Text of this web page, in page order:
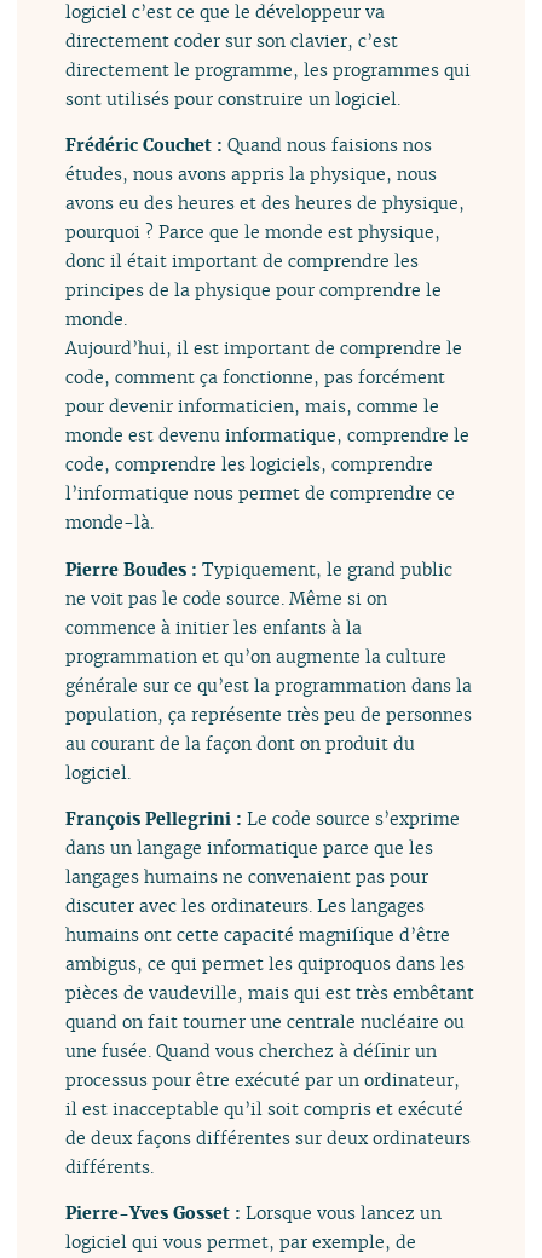
logiciel c’est ce que le développeur va
directement coder sur son clavier, c’est
directement le programme, les programmes qui
sont utilisés pour construire un logiciel.
Frédéric Couchet :Quand nous faisions nos
études, nous avons appris la physique, nous
avons eu des heures et des heures de physique,
pourquoi ? Parce que le monde est physique,
donc il était important de comprendre les
principes de la physique pour comprendre le
monde.
Aujourd’hui, il est important de comprendre le
code, comment ça fonctionne, pas forcément
pour devenir informaticien, mais, comme le
monde est devenu informatique, comprendre le
code, comprendre les logiciels, comprendre
l’informatique nous permet de comprendre ce
monde-là.
Pierre Boudes :Typiquement, le grand public
ne voit pas le code source. Même si on
commence à initier les enfants à la
programmation et qu’on augmente la culture
générale sur ce qu’est la programmation dans la
population, ça représente très peu de personnes
au courant de la façon dont on produit du
logiciel.
François Pellegrini :Le code source s’exprime
dans un langage informatique parce que les
langages humains ne convenaient pas pour
discuter avec les ordinateurs. Les langages
humains ont cette capacité magnifique d’être
ambigus, ce qui permet les quiproquos dans les
pièces de vaudeville, mais qui est très embêtant
quand on fait tourner une centrale nucléaire ou
une fusée. Quand vous cherchez à définir un
processus pour être exécuté par un ordinateur,
il est inacceptable qu’il soit compris et exécuté
de deux façons différentes sur deux ordinateurs
différents.
Pierre-Yves Gosset :Lorsque vous lancez un
logiciel qui vous permet, par exemple, de